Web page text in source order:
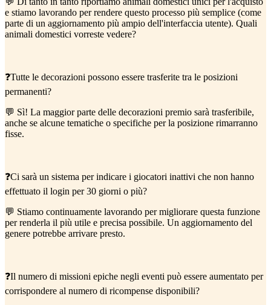
e stiamo lavorando per rendere questo processo più semplice (come
parte di un aggiornamento più ampio dell'interfaccia utente). Quali
animali domestici vorreste vedere?
❓Tutte le decorazioni possono essere trasferite tra le posizioni
permanenti?
💬 Sì! La maggior parte delle decorazioni premio sarà trasferibile,
anche se alcune tematiche o specifiche per la posizione rimarranno
fisse.
❓Ci sarà un sistema per indicare i giocatori inattivi che non hanno
effettuato il login per 30 giorni o più?
💬 Stiamo continuamente lavorando per migliorare questa funzione
per renderla il più utile e precisa possibile. Un aggiornamento del
genere potrebbe arrivare presto.
❓Il numero di missioni epiche negli eventi può essere aumentato per
corrispondere al numero di ricompense disponibili?